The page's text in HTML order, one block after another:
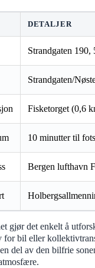
DETALJER
Strandgaten 190,
Strandgaten/
Fisketorget (0,6
10 minutter til fots
Bergen lufthavn
gjør det enkelt å
for bil eller
del av den bilfrie